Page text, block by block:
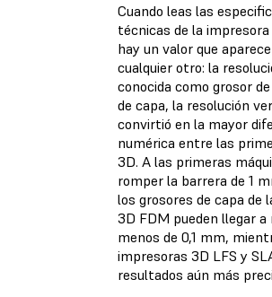
Cuando leas las
técnicas de la
hay un valor que
cualquier otro: la
conocida como grosor
de capa, la resolución
convirtió en la mayor
numérica entre las
3D. A las primeras
romper la barrera de 1
los grosores de capa de
3D FDM pueden llegar
menos de 0,1 mm,
impresoras 3D LFS y
resultados aún más